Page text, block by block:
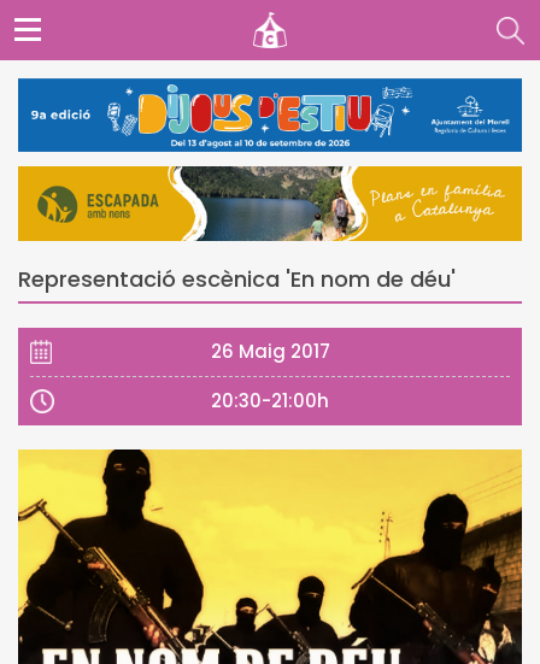
Representació escènica 'En nom de déu'
26 Maig 2017
20:30-21:00h